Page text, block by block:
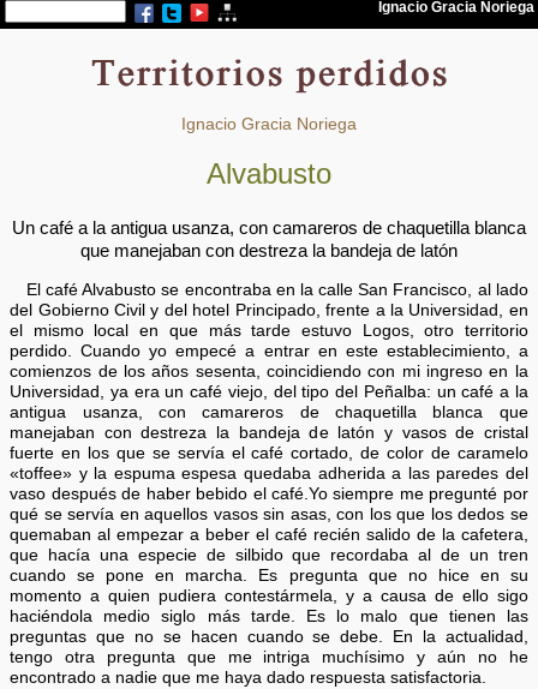
Ignacio Gracia Noriega
Alvabusto
Un café a la antigua usanza, con camareros de chaquetilla blanca
que manejaban con destreza la bandeja de latón
El café Alvabusto se encontraba en la calle San Francisco, al lado
del Gobierno Civil y del hotel Principado, frente a la Universidad, en
el mismo local en que más tarde estuvo Logos, otro territorio
perdido. Cuando yo empecé a entrar en este establecimiento, a
comienzos de los años sesenta, coincidiendo con mi ingreso en la
Universidad, ya era un café viejo, del tipo del Peñalba: un café a la
antigua usanza, con camareros de chaquetilla blanca que
manejaban con destreza la bandeja de latón y vasos de cristal
fuerte en los que se servía el café cortado, de color de caramelo
«toffee» y la espuma espesa quedaba adherida a las paredes del
vaso después de haber bebido el café.Yo siempre me pregunté por
qué se servía en aquellos vasos sin asas, con los que los dedos se
quemaban al empezar a beber el café recién salido de la cafetera,
que hacía una especie de silbido que recordaba al de un tren
cuando se pone en marcha. Es pregunta que no hice en su
momento a quien pudiera contestármela, y a causa de ello sigo
haciéndola medio siglo más tarde. Es lo malo que tienen las
preguntas que no se hacen cuando se debe. En la actualidad,
tengo otra pregunta que me intriga muchísimo y aún no he
encontrado a nadie que me haya dado respuesta satisfactoria.